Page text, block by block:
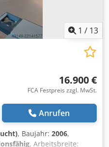
1 / 13
16.900 €
FCA Festpreis zzgl. MwSt.
Anrufen
, Baujahr: 2006,
, Arbeitsbreite: